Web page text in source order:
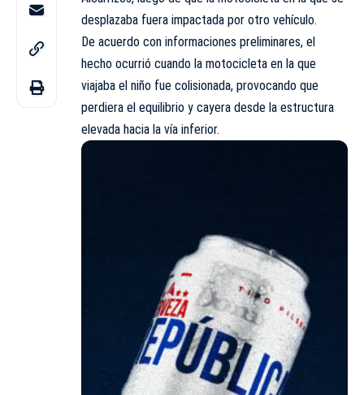
desplazaba fuera impactada por otro vehículo.
De acuerdo con informaciones preliminares, el
hecho ocurrió cuando la motocicleta en la que
viajaba el niño fue colisionada, provocando que
perdiera el equilibrio y cayera desde la estructura
elevada hacia la vía inferior.